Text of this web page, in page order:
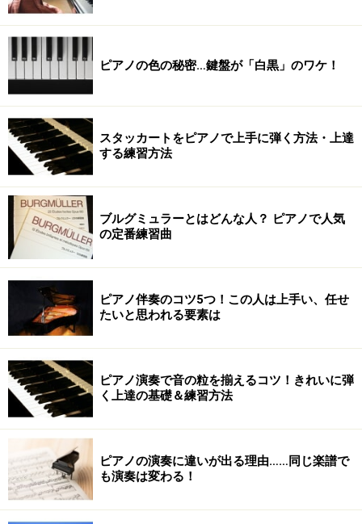
ピアノの色の秘密…鍵盤が「白黒」のワケ！
スタッカートをピアノで上手に弾く方法・上達
する練習方法
ブルグミュラーとはどんな人？ ピアノで人気
の定番練習曲
ピアノ伴奏のコツ5つ！この人は上手い、任せ
たいと思われる要素は
ピアノ演奏で音の粒を揃えるコツ！きれいに弾
く上達の基礎＆練習方法
ピアノの演奏に違いが出る理由……同じ楽譜で
も演奏は変わる！